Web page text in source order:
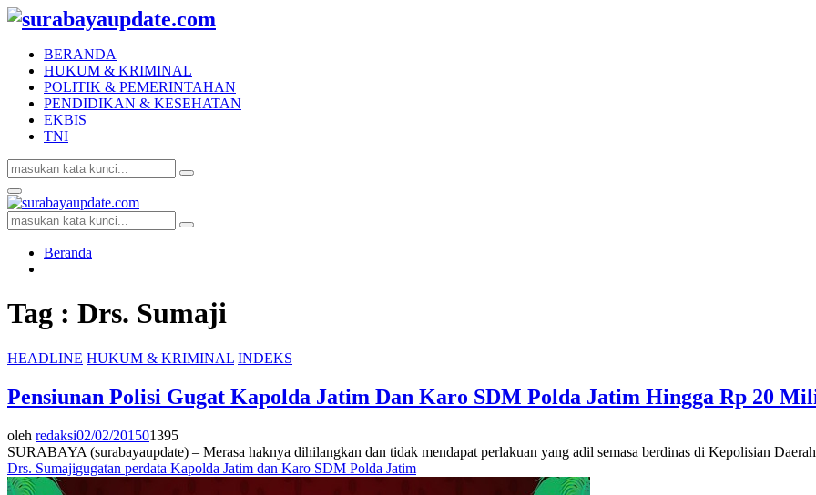
BERANDA
HUKUM & KRIMINAL
POLITIK & PEMERINTAHAN
PENDIDIKAN & KESEHATAN
EKBIS
TNI
Search
for:
Search
Facebook
Twitter
Youtube
Primary
Menu
Search
for:
Search
Beranda
Tag : Drs. Sumaji
HEADLINE HUKUM & KRIMINAL INDEKS
Pensiunan Polisi Gugat Kapolda Jatim Dan Karo SDM Polda Jatim Hingga Rp 20
oleh redaksi02/02/201501395
SURABAYA (surabayaupdate) – Merasa haknya dihilangkan dan tidak mendapat perlakuan yang adil semasa berdinas di Kepolisian
Drs. Sumajigugatan perdata Kapolda Jatim dan Karo SDM Polda Jatim